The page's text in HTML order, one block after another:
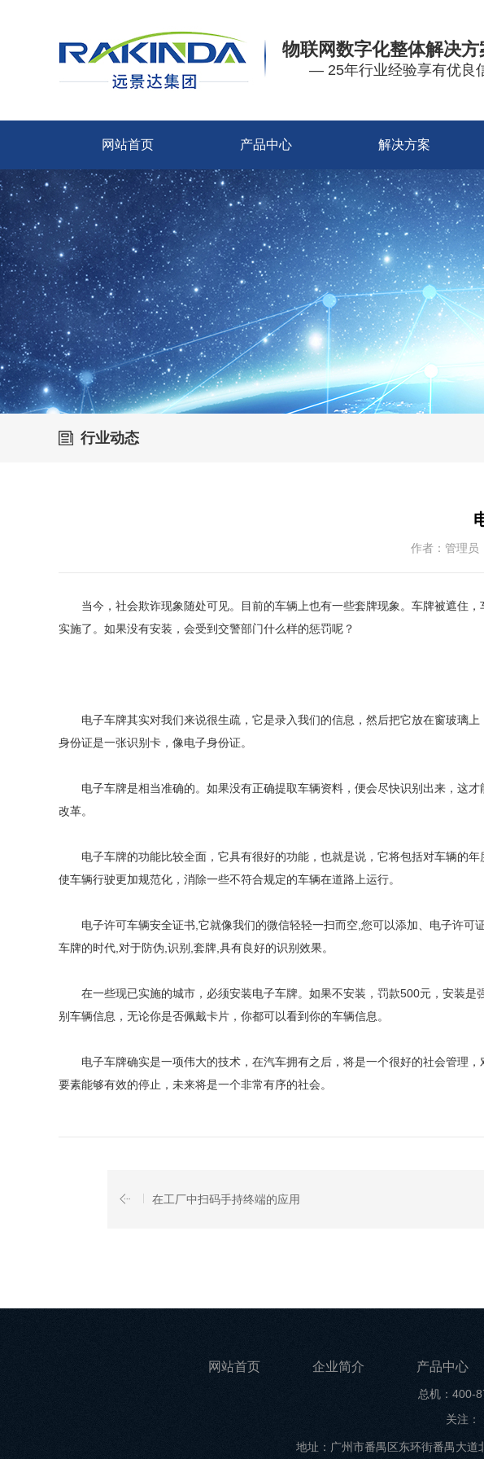
物联网数字化整体解决
— 25年行业经验享有优良
网站首页 产品中心 解决方案
行业动态
作者：管理
当今，社会欺诈现象随处可见。目前的车辆上也有一些套牌现象。车牌被遮住，
实施了。如果没有安装，会受到交警部门什么样的惩罚呢？
电子车牌其实对我们来说很生疏，它是录入我们的信息，然后把它放在窗玻璃上
身份证是一张识别卡，像电子身份证。
电子车牌是相当准确的。如果没有正确提取车辆资料，便会尽快识别出来，这才
改革。
电子车牌的功能比较全面，它具有很好的功能，也就是说，它将包括对车辆的年
使车辆行驶更加规范化，消除一些不符合规定的车辆在道路上运行。
电子许可车辆安全证书,它就像我们的微信轻轻一扫而空,您可以添加、电子许可
车牌的时代,对于防伪,识别,套牌,具有良好的识别效果。
在一些现已实施的城市，必须安装电子车牌。如果不安装，罚款500元，安装是
别车辆信息，无论你是否佩戴卡片，你都可以看到你的车辆信息。
电子车牌确实是一项伟大的技术，在汽车拥有之后，将是一个很好的社会管理，
要素能够有效的停止，未来将是一个非常有序的社会。
在工厂中扫码手持终端的应用
网站首页 企业简介 产品中心
总机：400-
关注：
地址：广州市番禺区东环街番禺大